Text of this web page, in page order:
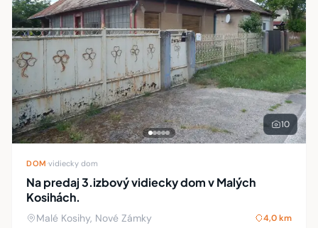
10
DOM vidiecky dom
Na predaj 3.izbový vidiecky dom v Malých
Kosihách.
Malé Kosihy, Nové Zámky 4,0 km